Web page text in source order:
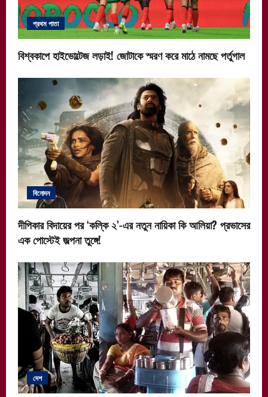
প্রথম পাতা
বিশ্বকাপে হাইভোল্টেজ লড়াই! জোটাকে স্মরণ করে মাঠে নামছে পর্তুগাল
বিনোদন
দীপিকার বিদায়ের পর ‘কল্কি ২’-এর নতুন নায়িকা কি আলিয়া? প্রভাসের
এক পোস্টেই জল্পনা তুঙ্গে!
দেশ